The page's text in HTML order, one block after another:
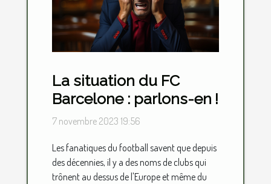
La situation du FC
Barcelone : parlons-en !
7 novembre 2023 19:56
Les fanatiques du football savent que depuis
des décennies, il y a des noms de clubs qui
trônent au dessus de l'Europe et même du